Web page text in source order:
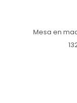
Mesa en